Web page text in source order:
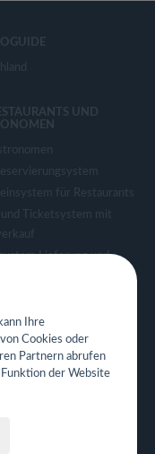
UND
für Restaurants
und Ticketsystem mit
Lieferung und
für Restaurant
Ihre
Cookies oder
Partnern abrufen
der Website